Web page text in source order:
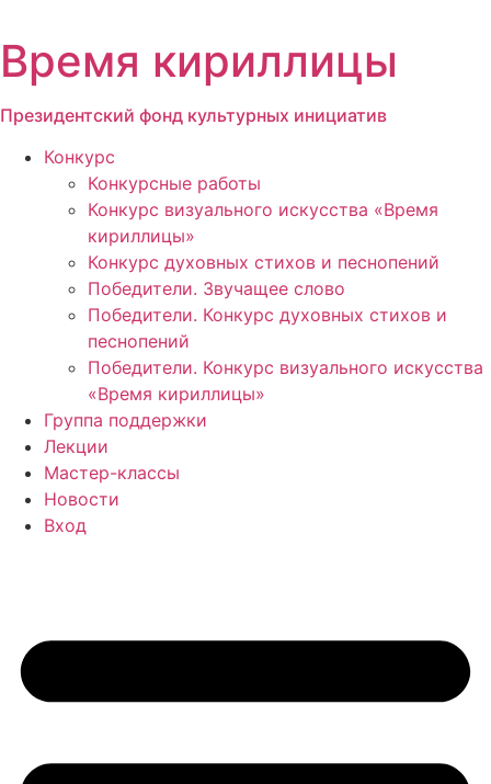
содержимому
Время кириллицы
Президентский фонд культурных инициатив
Конкурс
Конкурсные работы
Конкурс визуального искусства «Время
кириллицы»
Конкурс духовных стихов и песнопений
Победители. Звучащее слово
Победители. Конкурс духовных стихов и
песнопений
Победители. Конкурс визуального искусства
«Время кириллицы»
Группа поддержки
Лекции
Мастер-классы
Новости
Вход